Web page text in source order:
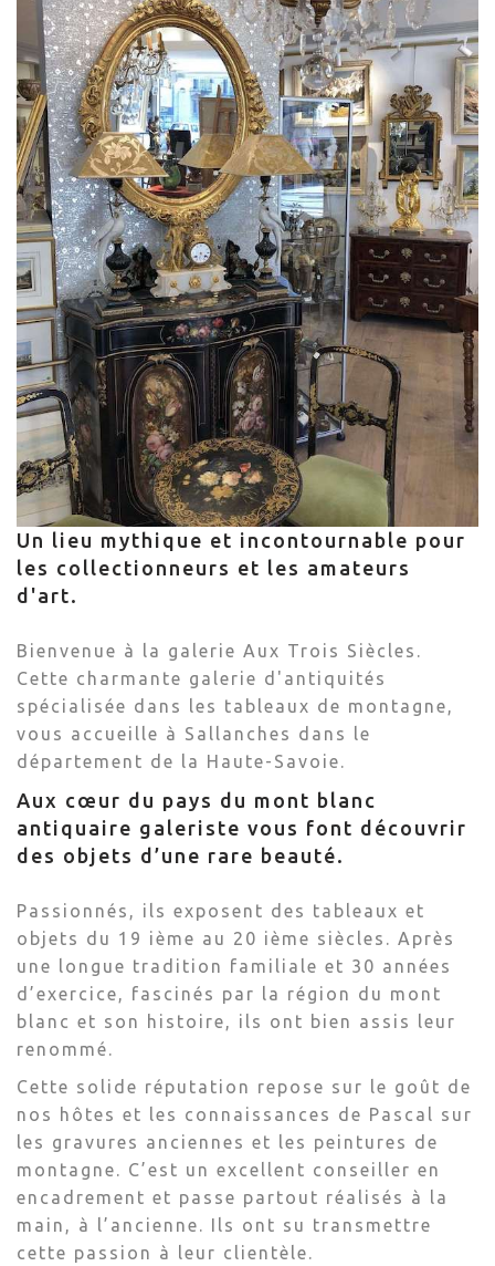
Un lieu mythique et incontournable pour
les collectionneurs et les amateurs
d'art.
Bienvenue à la galerie Aux Trois Siècles.
Cette charmante galerie d'antiquités
spécialisée dans les tableaux de montagne,
vous accueille à Sallanches dans le
département de la Haute-Savoie.
Aux cœur du pays du mont blanc
antiquaire galeriste vous font découvrir
des objets d’une rare beauté.
Passionnés, ils exposent des tableaux et
objets du 19 ième au 20 ième siècles. Après
une longue tradition familiale et 30 années
d’exercice, fascinés par la région du mont
blanc et son histoire, ils ont bien assis leur
renommé.
Cette solide réputation repose sur le goût de
nos hôtes et les connaissances de Pascal sur
les gravures anciennes et les peintures de
montagne. C’est un excellent conseiller en
encadrement et passe partout réalisés à la
main, à l’ancienne. Ils ont su transmettre
cette passion à leur clientèle.